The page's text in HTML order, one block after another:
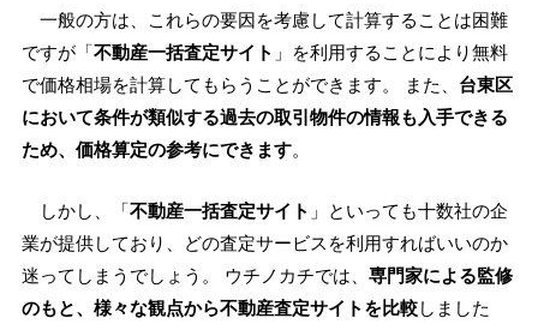
一般の方は、これらの要因を考慮して計算することは困難
ですが「不動産一括査定サイト 」を利用することにより無料
で価格相場を計算してもらうことができます。 また、 台東区
において条件が類似する過去の取引物件の情報も入手できる
ため、価格算定の参考にできます。
しかし、「不動産一括査定サイト 」といっても十数社の企
業が提供しており、どの査定サービスを利用すればいいのか
迷ってしまうでしょう。 ウチノカチでは、 専門家による監修
のもと、様々な観点から不動産査定サイトを比較しました